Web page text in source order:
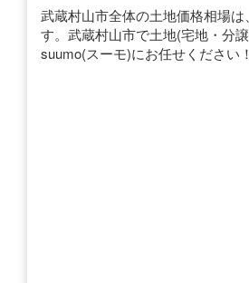
武蔵村山市全体の土地価格相場
す。武蔵村山市で土地(宅地・分譲
suumo(スーモ)にお任せください！